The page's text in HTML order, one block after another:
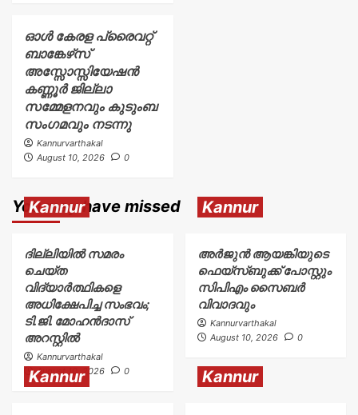
ഓൾ കേരള പ്രൈവറ്റ്
ബാങ്കേഴ്‌സ്
അസ്സോസ്സിയേഷൻ
കണ്ണൂർ ജില്ലാ
സമ്മേളനവും കുടുംബ
സംഗമവും നടന്നു
Kannurvarthakal
August 10, 2026
0
You may have missed
Kannur
ദില്ലിയിൽ സമരം
ചെയ്ത
വിദ്യാർത്ഥികളെ
അധിക്ഷേപിച്ച സംഭവം;
ടി.ജി. മോഹൻദാസ്
അറസ്റ്റിൽ
Kannurvarthakal
August 10, 2026
0
Kannur
അര്‍ജുന്‍ ആയങ്കിയുടെ
ഫെയ്‌സ്ബുക്ക് പോസ്റ്റും
സിപിഎം സൈബര്‍
വിവാദവും
Kannurvarthakal
August 10, 2026
0
Kannur Kannur